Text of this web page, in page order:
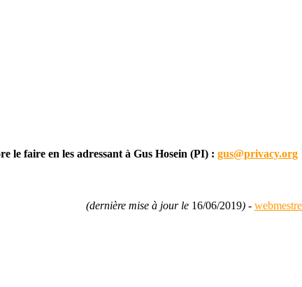
le faire en les adressant à Gus Hosein (PI) : gus@privacy.org
(dernière mise à jour le 16/06/2019) -